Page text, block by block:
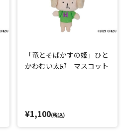
「竜とそばかすの姫」ひと
かわむい太郎 マスコット
¥1,100(税込)